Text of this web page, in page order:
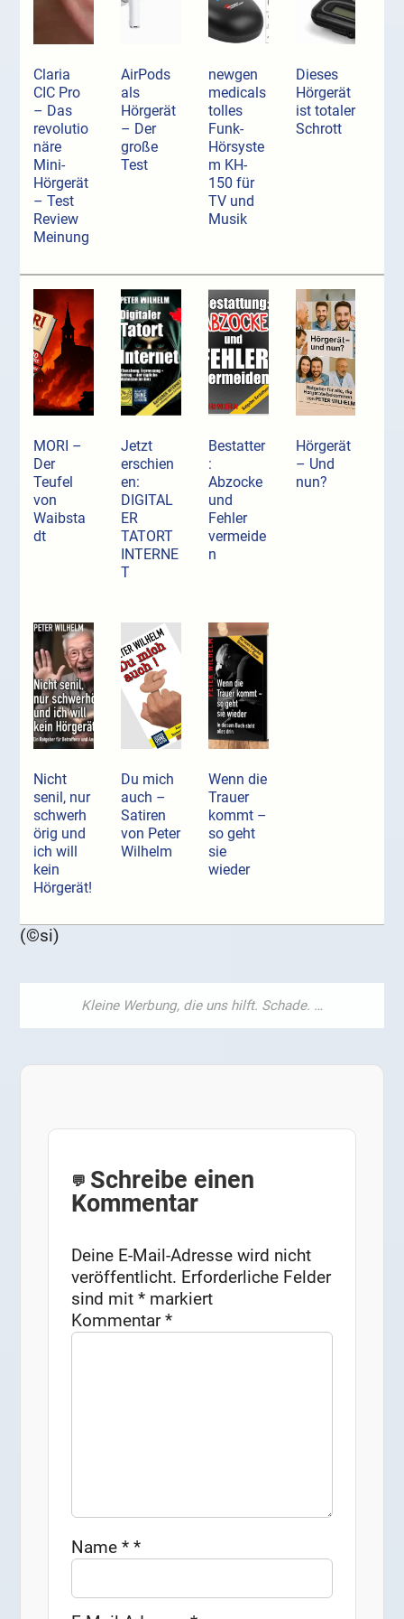
Claria
CIC Pro
– Das
revolutio
näre
Mini-
Hörgerät
– Test
Review
Meinung
AirPods
als
Hörgerät
– Der
große
Test
newgen
medicals
tolles
Funk-
Hörsyste
m KH-
150 für
TV und
Musik
Dieses
Hörgerät
ist totaler
Schrott
MORI –
Der
Teufel
von
Waibsta
dt
Jetzt
erschien
en:
DIGITAL
ER
TATORT
INTERNE
T
Bestatter
:
Abzocke
und
Fehler
vermeide
n
Hörgerät
– Und
nun?
Nicht
senil, nur
schwerh
örig und
ich will
kein
Hörgerät!
Du mich
auch –
Satiren
von Peter
Wilhelm
Wenn die
Trauer
kommt –
so geht
sie
wieder
(©si)
Schreibe einen
Kommentar
Deine E-Mail-Adresse wird nicht
veröffentlicht. Erforderliche Felder
sind mit* markiert
Kommentar*
Name* *